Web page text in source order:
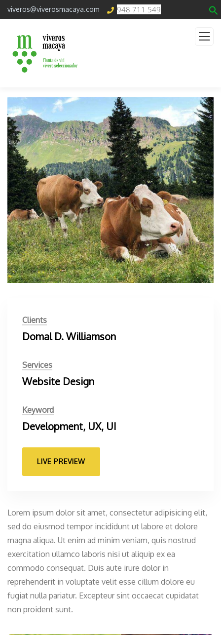
viveros@viverosmacaya.com 948 711 549
Clients
Domal D. Williamson
Services
Website Design
Keyword
Development, UX, UI
LIVE PREVIEW
Lorem ipsum dolor sit amet, consectetur adipisicing elit,
sed do eiusmod tempor incididunt ut labore et dolore
magna aliqua. Ut enim ad minim veniam, quis nostrud
exercitation ullamco laboris nisi ut aliquip ex ea
commodo consequat. Duis aute irure dolor in
reprehenderit in voluptate velit esse cillum dolore eu
fugiat nulla pariatur. Excepteur sint occaecat cupidatat
non proident sunt.